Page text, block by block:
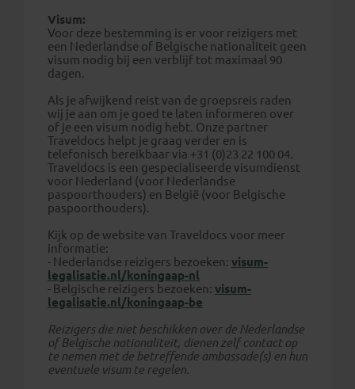
Visum:
Voor deze bestemming is er voor reizigers met
een Nederlandse of Belgische nationaliteit geen
visum nodig bij een verblijf tot maximaal 90
dagen.
Als je afwijkend reist van de groepsreis raden
wij je aan om je goed te laten informeren over
of je een visum nodig hebt. Onze partner
Traveldocs helpt je graag verder en is
telefonisch bereikbaar via +31 (0)23 22 100 04.
Traveldocs is een gespecialiseerde visumdienst
voor Nederland (voor Nederlandse
paspoorthouders) en België (voor Belgische
paspoorthouders).
Kijk op de website van Traveldocs voor meer
informatie:
- Nederlandse reizigers bezoeken: visum-
legalisatie.nl/koningaap-nl
- Belgische reizigers bezoeken: visum-
legalisatie.nl/koningaap-be
Reizigers die niet beschikken over de Nederlandse
of Belgische nationaliteit, dienen zelf contact op
te nemen met de betreffende ambassade(s) en hun
eventuele visum te regelen.